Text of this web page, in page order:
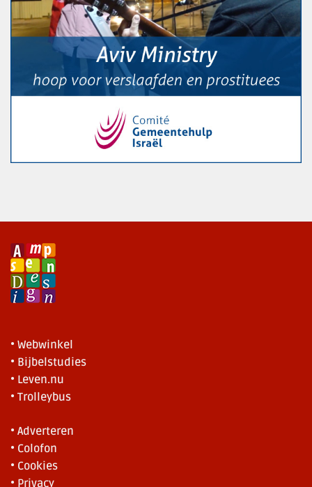
• Webwinkel
• Bijbelstudies
• Leven.nu
• Trolleybus
• Adverteren
• Colofon
• Cookies
• Privacy